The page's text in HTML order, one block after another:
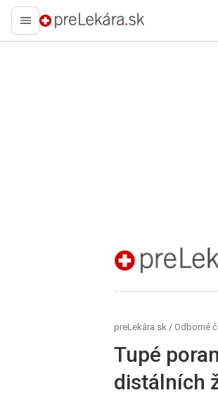
preLekára.sk
preLekára.sk
preLekára.sk / Odborné
Tupé
distálních